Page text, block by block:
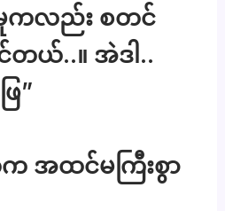
ကလည်း စတင်
တယ်..။ အဲဒါ..
”
အထင်မကြီးစွာ